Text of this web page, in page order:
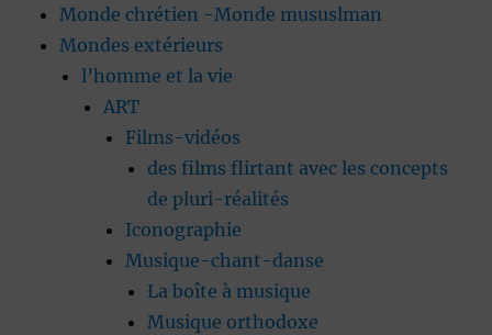
Monde chrétien -Monde mususlman
Mondes extérieurs
l’homme et la vie
ART
Films-vidéos
des films flirtant avec les concepts
de pluri-réalités
Iconographie
Musique-chant-danse
La boîte à musique
Musique orthodoxe